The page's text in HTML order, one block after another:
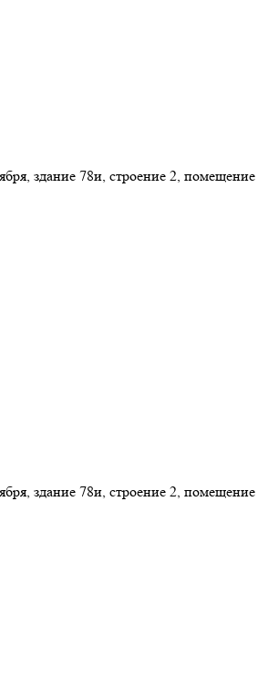
здание 78и, строение 2, помещение
здание 78и, строение 2, помещение